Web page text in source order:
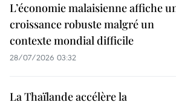
L’économie malaisienne affiche
croissance robuste malgré un
contexte mondial difficile
28/07/2026 03:32
La Thaïlande accélère la